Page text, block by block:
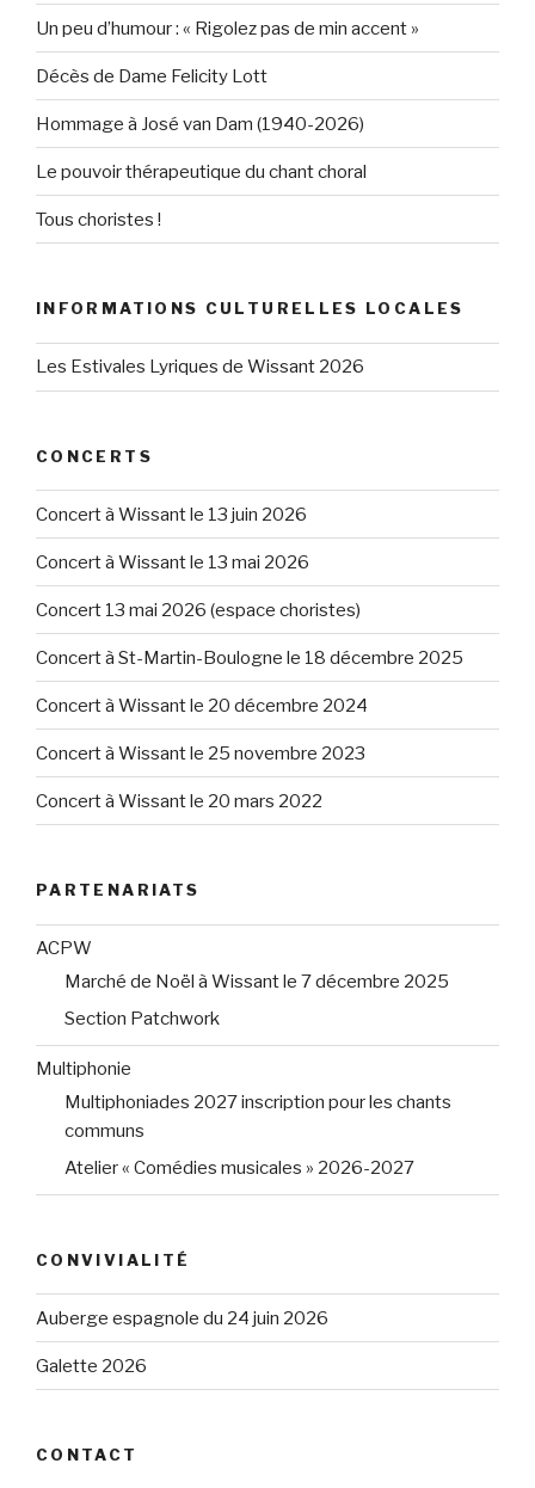
Un peu d’humour : « Rigolez pas de min accent »
Décès de Dame Felicity Lott
Hommage à José van Dam (1940-2026)
Le pouvoir thérapeutique du chant choral
Tous choristes !
INFORMATIONS CULTURELLES LOCALES
Les Estivales Lyriques de Wissant 2026
CONCERTS
Concert à Wissant le 13 juin 2026
Concert à Wissant le 13 mai 2026
Concert 13 mai 2026 (espace choristes)
Concert à St-Martin-Boulogne le 18 décembre 2025
Concert à Wissant le 20 décembre 2024
Concert à Wissant le 25 novembre 2023
Concert à Wissant le 20 mars 2022
PARTENARIATS
ACPW
Marché de Noël à Wissant le 7 décembre 2025
Section Patchwork
Multiphonie
Multiphoniades 2027 inscription pour les chants
communs
Atelier « Comédies musicales » 2026-2027
CONVIVIALITÉ
Auberge espagnole du 24 juin 2026
Galette 2026
CONTACT